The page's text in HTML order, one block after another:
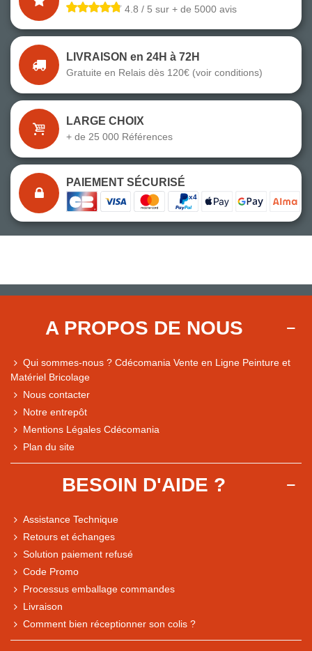
Comparaison des performances du magasin
4.8 / 5 sur + de 5000 avis
LIVRAISON en 24H à 72H
Gratuite en Relais dès 120€ (voir conditions)
LARGE CHOIX
+ de 25 000 Références
PAIEMENT SÉCURISÉ
A PROPOS DE NOUS
Qui sommes-nous ? Cdécomania Vente en Ligne Peinture et
Matériel Bricolage
Nous contacter
Notre entrepôt
Mentions Légales Cdécomania
Plan du site
BESOIN D'AIDE ?
Assistance Technique
Retours et échanges
Solution paiement refusé
Code Promo
Processus emballage commandes
Livraison
Comment bien réceptionner son colis ?